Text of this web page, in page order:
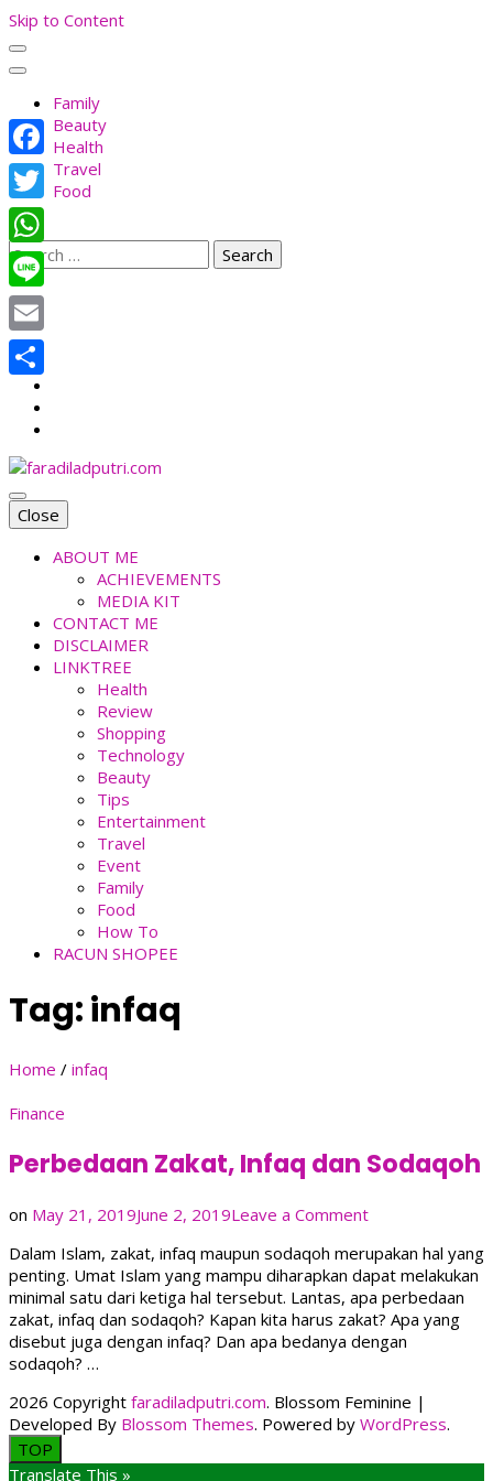
Skip to Content
Family
Beauty
Health
Travel
Food
Search
for:
faradiladputri.com
Indonesian Millennial Mom and Lifestyle Blogger
Close
ABOUT ME
ACHIEVEMENTS
MEDIA KIT
CONTACT ME
DISCLAIMER
LINKTREE
Health
Review
Shopping
Technology
Beauty
Tips
Entertainment
Travel
Event
Family
Food
How To
RACUN SHOPEE
Tag:infaq
Home / infaq
Finance
Perbedaan Zakat, Infaq dan Sodaqoh
on May 21, 2019June 2, 2019Leave a Commenton
Zakat,
Infaq
dan
Sodaqoh
Dalam Islam, zakat, infaq maupun sodaqoh merupakan hal yang
penting. Umat Islam yang mampu diharapkan dapat melakukan
minimal satu dari ketiga hal tersebut. Lantas, apa perbedaan
zakat, infaq dan sodaqoh? Kapan kita harus zakat? Apa yang
disebut juga dengan infaq? Dan apa bedanya dengan
sodaqoh? …
2026 Copyright faradiladputri.com. Blossom Feminine |
Developed By Blossom Themes. Powered by WordPress.
TOP
Facebook
Twitter
WhatsApp
Line
Email
Share
Translate This »